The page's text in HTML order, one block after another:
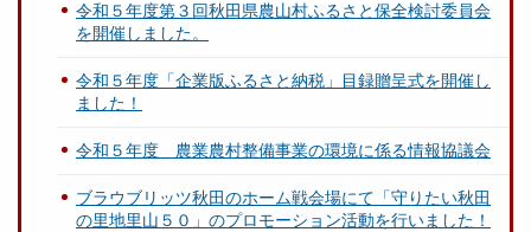
令和５年度第３回秋田県農山村ふるさと保全検討委員会
を開催しました。
令和５年度「企業版ふるさと納税」目録贈呈式を開催し
ました！
令和５年度 農業農村整備事業の環境に係る情報協議会
ブラウブリッツ秋田のホーム戦会場にて「守りたい秋田
の里地里山５０」のプロモーション活動を行いました！